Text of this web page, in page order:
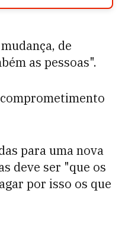
de
as pessoas".
para uma nova
deve ser "que os
por isso os que